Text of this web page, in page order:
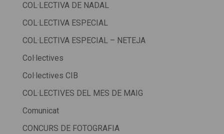
COL·LECTIVA DE NADAL
COL·LECTIVA ESPECIAL
COL·LECTIVA ESPECIAL – NETEJA
Col·lectives
Col·lectives CIB
COL·LECTIVES DEL MES DE MAIG
Comunicat
CONCURS DE FOTOGRAFIA